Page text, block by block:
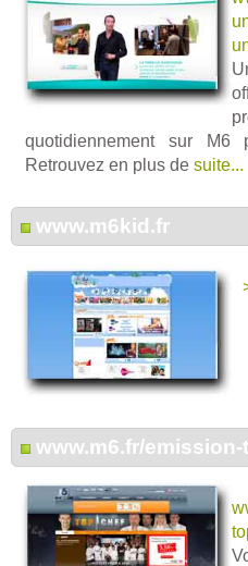
quotidiennement sur M6
Retrouvez en plus de suite...
www.m6kid.fr
www.m6.fr/